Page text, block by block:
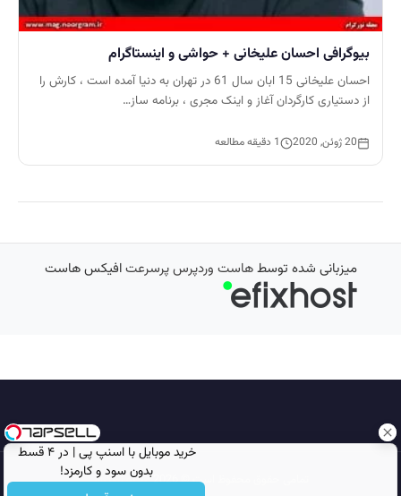
خرید موبایل با اسنپ پی | در ۴ قسط
بدون سود و کارمزد!
بیوگرافی احسان علیخانی + حواشی و اینستاگرام
احسان علیخانی 15 ابان سال 61 در تهران به دنیا آمده است ، کارش را
از دستیاری کارگردان آغاز و اینک مجری ، برنامه ساز…
20 ژوئن, 2020 1 دقیقه مطالعه
میزبانی شده توسطهاست وردپرس پرسرعتافیکس هاست
تمامی حقوق محفوظ است © 2026 مجله نورگرام